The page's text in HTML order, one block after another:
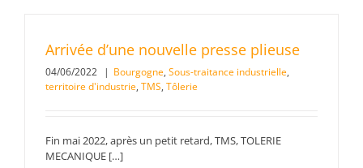
Arrivée d’une nouvelle presse plieuse
04/06/2022 | Bourgogne, Sous-traitance industrielle,
territoire d'industrie, TMS, Tôlerie
Fin mai 2022, après un petit retard, TMS, TOLERIE
MECANIQUE […]